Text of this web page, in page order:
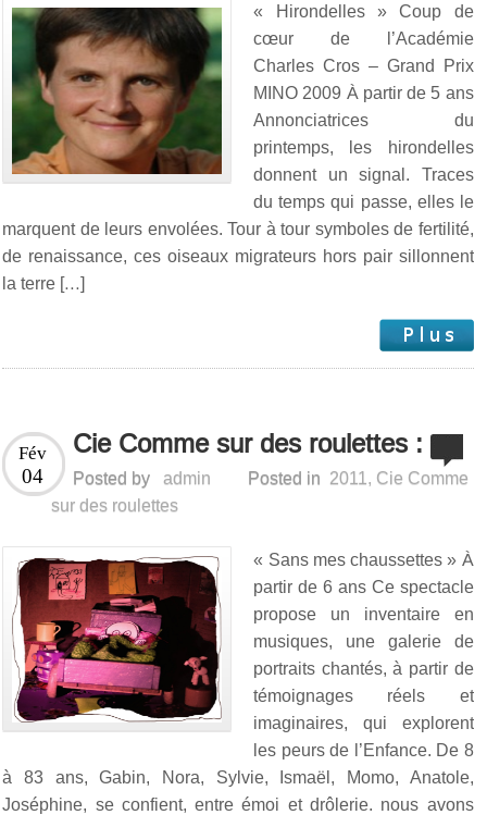
« Hirondelles » Coup de
cœur de l’Académie
Charles Cros – Grand Prix
MINO 2009 À partir de 5 ans
Annonciatrices du
printemps, les hirondelles
donnent un signal. Traces
du temps qui passe, elles le
marquent de leurs envolées. Tour à tour symboles de fertilité,
de renaissance, ces oiseaux migrateurs hors pair sillonnent
la terre […]
Cie Comme sur des roulettes :
Fév
04 Posted by admin Posted in 2011 , Cie Comme
sur des roulettes
« Sans mes chaussettes » À
partir de 6 ans Ce spectacle
propose un inventaire en
musiques, une galerie de
portraits chantés, à partir de
témoignages réels et
imaginaires, qui explorent
les peurs de l’Enfance. De 8
à 83 ans, Gabin, Nora, Sylvie, Ismaël, Momo, Anatole,
Joséphine, se confient, entre émoi et drôlerie. nous avons